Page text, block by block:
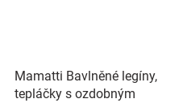
Mamatti Bavlněné legíny,
tepláčky s ozdobným